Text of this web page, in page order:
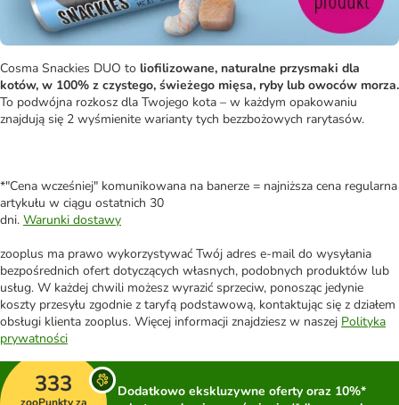
Cosma Snackies DUO to liofilizowane, naturalne przysmaki dla
kotów, w 100% z czystego, świeżego mięsa, ryby lub owoców morza.
To podwójna rozkosz dla Twojego kota – w każdym opakowaniu
znajdują się 2 wyśmienite warianty tych bezzbożowych rarytasów.
*"Cena wcześniej" komunikowana na banerze = najniższa cena regularna
artykułu w ciągu ostatnich 30
dni. Warunki dostawy
zooplus ma prawo wykorzystywać Twój adres e-mail do wysyłania
bezpośrednich ofert dotyczących własnych, podobnych produktów lub
usług. W każdej chwili możesz wyrazić sprzeciw, ponosząc jedynie
koszty przesyłu zgodnie z taryfą podstawową, kontaktując się z działem
obsługi klienta zooplus. Więcej informacji znajdziesz w naszej Polityka
prywatności
333
zooPunkty za
Dodatkowo ekskluzywne oferty oraz 10%*